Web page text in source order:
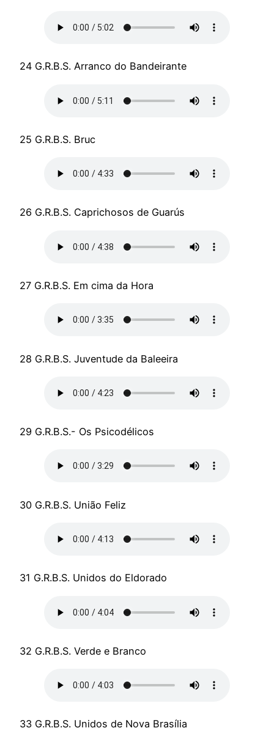
24 G.R.B.S. Arranco do Bandeirante
25 G.R.B.S. Bruc
26 G.R.B.S. Caprichosos de Guarús
27 G.R.B.S. Em cima da Hora
28 G.R.B.S. Juventude da Baleeira
29 G.R.B.S.- Os Psicodélicos
30 G.R.B.S. União Feliz
31 G.R.B.S. Unidos do Eldorado
32 G.R.B.S. Verde e Branco
33 G.R.B.S. Unidos de Nova Brasília